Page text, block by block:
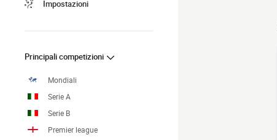
Impostazioni
Principali competizioni
Mondiali
Serie A
Serie B
Premier league